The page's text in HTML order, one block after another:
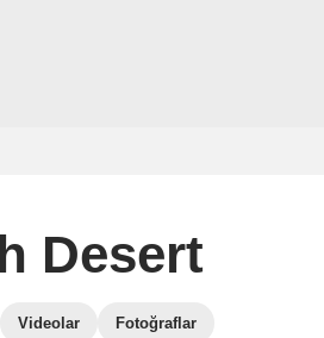
Desert
Videolar Fotoğraflar